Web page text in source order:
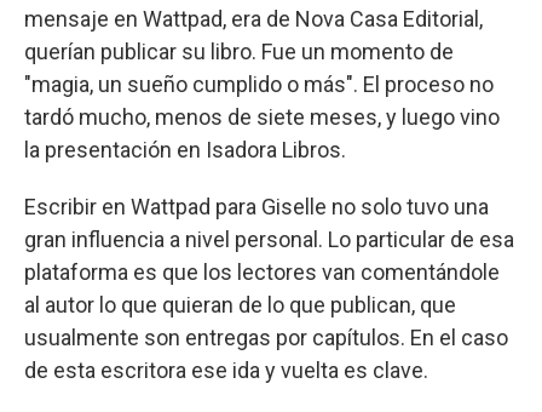
mensaje en Wattpad, era de Nova Casa Editorial,
querían publicar su libro. Fue un momento de
"magia, un sueño cumplido o más". El proceso no
tardó mucho, menos de siete meses, y luego vino
la presentación en Isadora Libros.
Escribir en Wattpad para Giselle no solo tuvo una
gran influencia a nivel personal. Lo particular de esa
plataforma es que los lectores van comentándole
al autor lo que quieran de lo que publican, que
usualmente son entregas por capítulos. En el caso
de esta escritora ese ida y vuelta es clave.